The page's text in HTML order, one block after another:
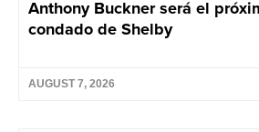
Anthony Buckner será el
condado de Shelby
AUGUST 7, 2026